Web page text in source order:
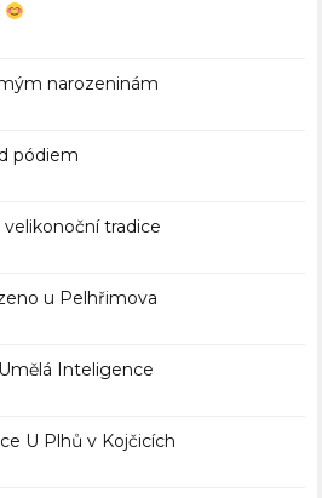
narozeninám
pódiem
tradice
u Pelhřimova
Inteligence
U Plhů v Kojčicích